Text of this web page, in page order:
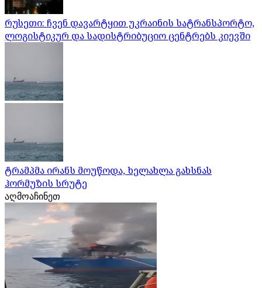
რუსეთი: ჩვენ დავარტყით უკრაინის სატრანსპორტო,
ლოგისტიკურ და სადისტრიბუციო ცენტრებს კიევში
ტრამპმა ირანს მოუწოდა, ხელახლა გახსნას
ჰორმუზის სრუტე
აღმოაჩინეთ